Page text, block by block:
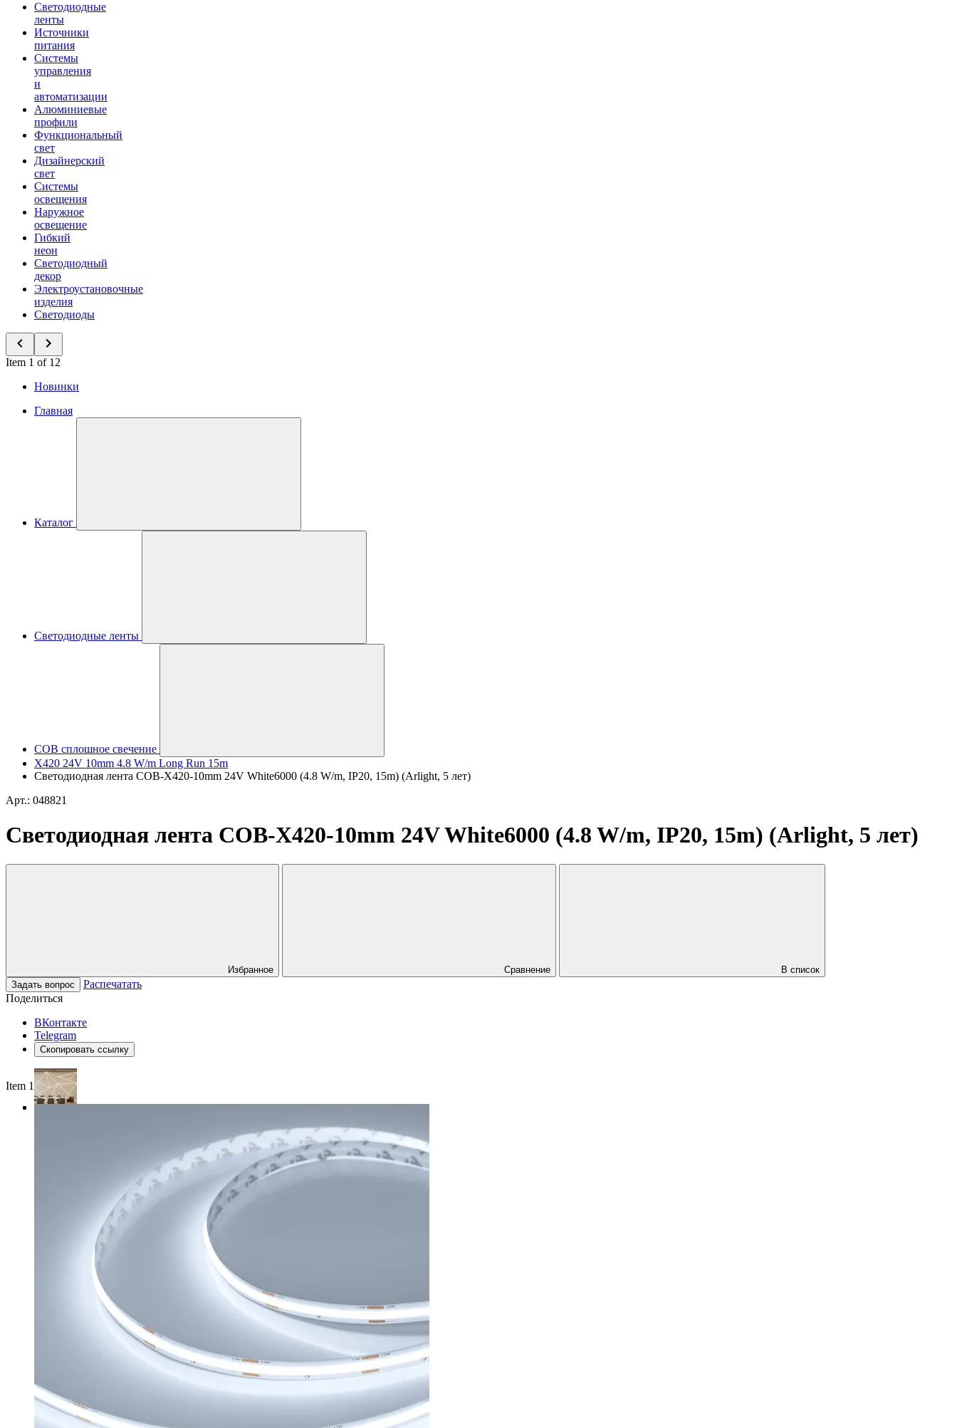
Светодиодные
ленты
Источники
питания
Системы
управления
и
автоматизации
Алюминиевые
профили
Функциональный
свет
Дизайнерский
свет
Системы
освещения
Наружное
освещение
Гибкий
неон
Светодиодный
декор
Электроустановочные
изделия
Светодиоды
Item 1 of 12
Новинки
Главная
Каталог
Светодиодные ленты
COB сплошное свечение
X420 24V 10mm 4.8 W/m Long Run 15m
Светодиодная лента COB-X420-10mm 24V White6000 (4.8 W/m, IP20, 15m) (Arlight, 5 лет)
Арт.: 048821
Светодиодная лента COB-X420-10mm 24V White6000 (4.8 W/m, IP20, 15m) (Arlight, 5 лет)
Избранное Сравнение
В список
Задать вопрос
Распечатать
Поделиться
ВКонтакте
Telegram
Скопировать ссылку
Item 1 of 4